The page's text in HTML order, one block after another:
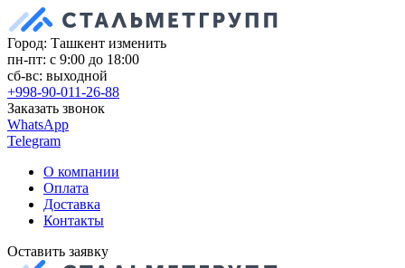
Город: Ташкент изменить
пн-пт: с 9:00 до 18:00
сб-вс: выходной
+998-90-011-26-88
Заказать звонок
WhatsApp
Telegram
О компании
Оплата
Доставка
Контакты
Оставить заявку